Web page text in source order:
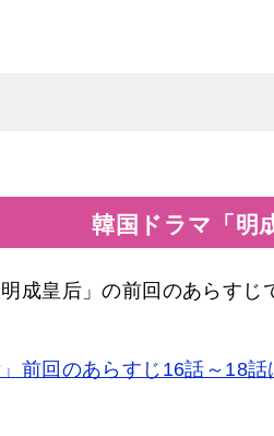
韓国ドラマ「明
成皇后」の前回のあらすじ
」前回のあらすじ16話～18話